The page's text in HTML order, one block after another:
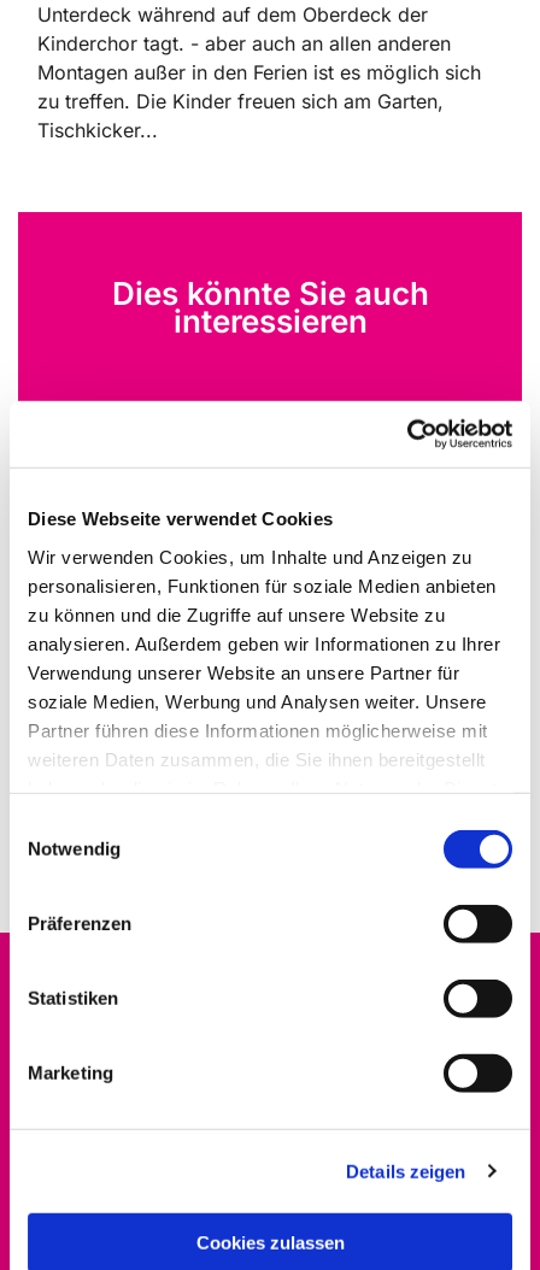
Diese Webseite verwendet Cookies
Wir verwenden Cookies, um Inhalte und Anzeigen zu
personalisieren, Funktionen für soziale Medien anbieten
zu können und die Zugriffe auf unsere Website zu
analysieren. Außerdem geben wir Informationen zu Ihrer
Verwendung unserer Website an unsere Partner für
soziale Medien, Werbung und Analysen weiter. Unsere
Partner führen diese Informationen möglicherweise mit
weiteren Daten zusammen, die Sie ihnen bereitgestellt
Notwendig
Präferenzen
Statistiken
Marketing
Details zeigen
Cookies zulassen
Unterdeck während auf dem Oberdeck der
Kinderchor tagt. - aber auch an allen anderen
Montagen außer in den Ferien ist es möglich sich
zu treffen. Die Kinder freuen sich am Garten,
Tischkicker...
Dies könnte Sie auch
interessieren
Startseite
Gottesdienste